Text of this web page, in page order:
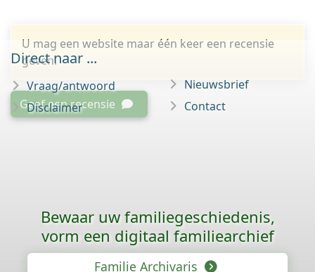
U mag een website maar één keer een recensie
geven.
Geef een recensie
Direct naar ...
Vraag/antwoord
Disclaimer
Nieuwsbrief
Contact
Bewaar uw familie­geschiedenis,
vorm een digitaal familiearchief
Familie Archivaris